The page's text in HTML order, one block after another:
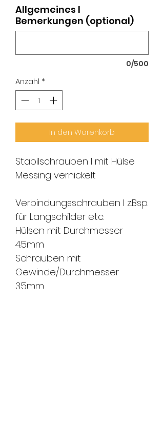
Allgemeines I
Bemerkungen (optional)
0/500
Anzahl *
In den Warenkorb
Stabilschrauben I mit Hülse
Messing vernickelt
Verbindungsschrauben I z.Bsp.
für Langschilder etc.
Hülsen mit Durchmesser
4.5mm
Schrauben mit
Gewinde/Durchmesser
3.5mm